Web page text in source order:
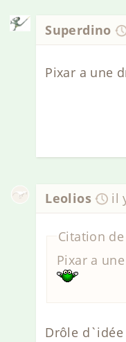
Superdino
Pixar a une
Leolios il
Citation
Pixar a
Drôle d`idée